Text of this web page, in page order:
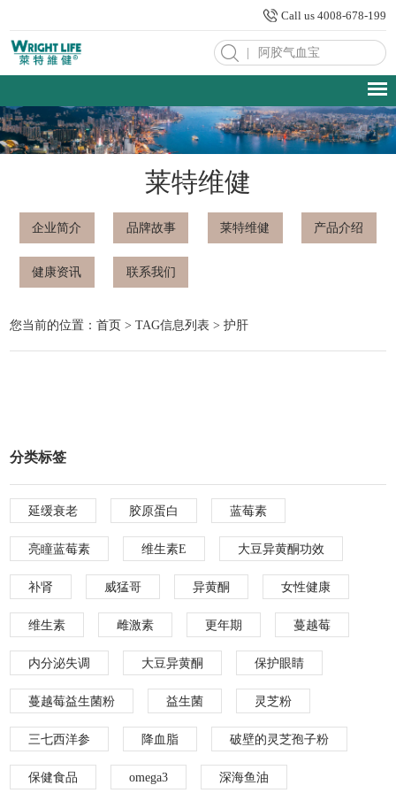
Call us 4008-678-199
莱特维健
企业简介 品牌故事 莱特维健 产品介绍
健康资讯 联系我们
您当前的位置：首页 > TAG信息列表 > 护肝
分类标签
延缓衰老 胶原蛋白 蓝莓素
亮瞳蓝莓素 维生素E 大豆异黄酮功效
补肾 威猛哥 异黄酮 女性健康
维生素 雌激素 更年期 蔓越莓
内分泌失调 大豆异黄酮 保护眼睛
蔓越莓益生菌粉 益生菌 灵芝粉
三七西洋参 降血脂 破壁的灵芝孢子粉
保健食品 omega3 深海鱼油